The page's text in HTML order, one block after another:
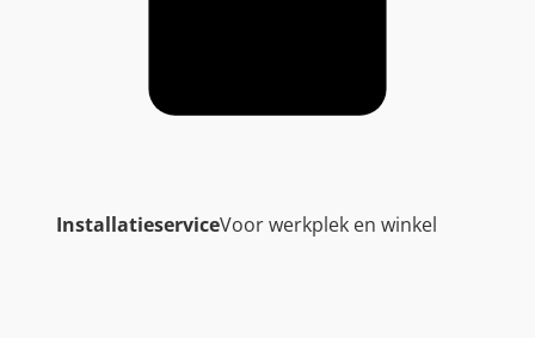
InstallatieserviceVoor werkplek en winkel